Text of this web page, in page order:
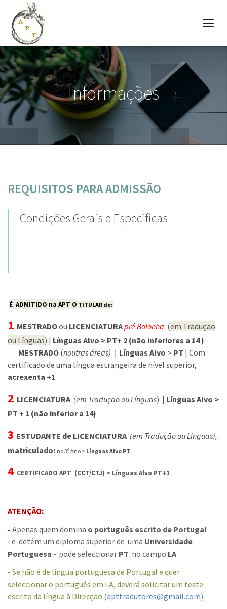
Informações
REQUISITOS PARA ADMISSÃO
Condições Gerais e Especificas
É ADMITIDO na APT O TITULAR de:
1 MESTRADOou LICENCIATURApré Bolonha (em Tradução
ou Línguas) | Línguas Alvo > PT+ 2 (não inferiores a 14 ).
MESTRADO (noutras áreas) | Línguas Alvo > PT | Com
certificado de uma língua estrangeira de nível superior,
acrexenta +1
2 LICENCIATURA (em Tradução ou Línguas) | Línguas Alvo >
PT + 1 (não inferior a 14)
3 ESTUDANTE de LICENCIATURA (em Tradução ou Línguas),
matriculado: no 3º Ano > Línguas Alvo PT
4 CERTIFICADO APT (CCT/CTJ) > Línguas Alvo PT+1
ATENÇÃO:
- Apenas quem domina o português escrito de Portugal
-e detém um diploma superior de uma Universidade
Portuguesa - pode seleccionar PT no campo LA
- Se não é de língua portuguesa de Portugal e quer
seleccionar o português em LA, deverá solicitar um teste
escrito da língua à Direcção (apttradutores@gmail.com)